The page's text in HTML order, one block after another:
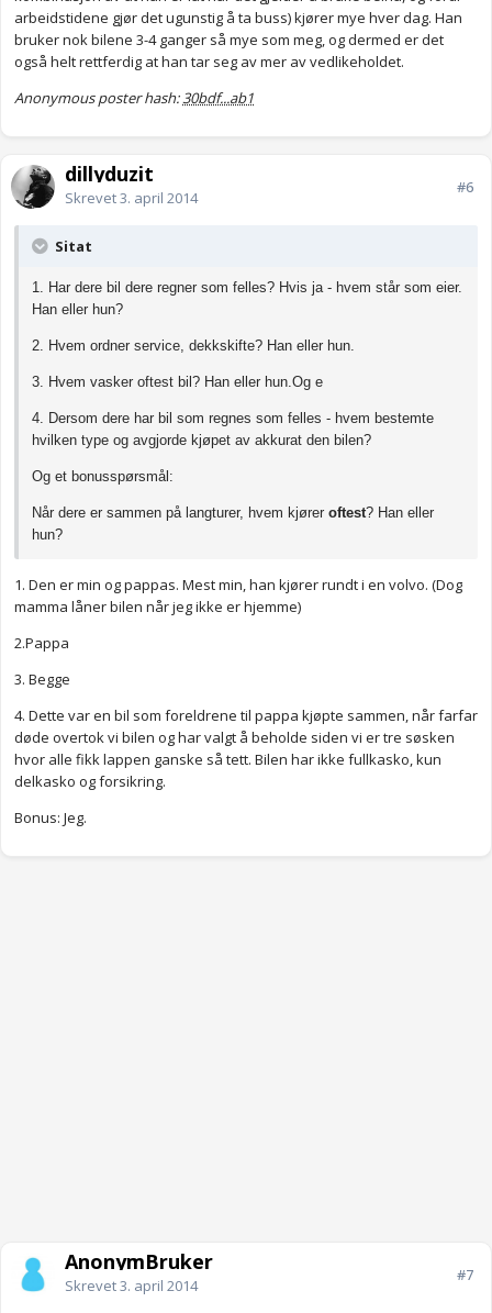
arbeidstidene gjør det ugunstig å ta buss) kjører mye hver dag. Han
bruker nok bilene 3-4 ganger så mye som meg, og dermed er det
også helt rettferdig at han tar seg av mer av vedlikeholdet.
Anonymous poster hash:30bdf...ab1
dillyduzit
Skrevet3. april 2014
#6
Sitat
1. Har dere bil dere regner som felles? Hvis ja - hvem står som eier.
Han eller hun?
2. Hvem ordner service, dekkskifte? Han eller hun.
3. Hvem vasker oftest bil? Han eller hun.Og e
4. Dersom dere har bil som regnes som felles - hvem bestemte
hvilken type og avgjorde kjøpet av akkurat den bilen?
Og et bonusspørsmål:
Når dere er sammen på langturer, hvem kjører oftest? Han eller
hun?
1. Den er min og pappas. Mest min, han kjører rundt i en volvo. (Dog
mamma låner bilen når jeg ikke er hjemme)
2.Pappa
3. Begge
4. Dette var en bil som foreldrene til pappa kjøpte sammen, når farfar
døde overtok vi bilen og har valgt å beholde siden vi er tre søsken
hvor alle fikk lappen ganske så tett. Bilen har ikke fullkasko, kun
delkasko og forsikring.
Bonus: Jeg.
AnonymBruker
Skrevet3. april 2014
#7